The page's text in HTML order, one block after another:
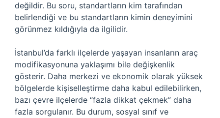
değildir. Bu soru, standartların kim tarafından
belirlendiği ve bu standartların kimin deneyimini
görünmez kıldığıyla da ilgilidir.
İstanbul’da farklı ilçelerde yaşayan insanların araç
modifikasyonuna yaklaşımı bile değişkenlik
gösterir. Daha merkezi ve ekonomik olarak yüksek
bölgelerde kişiselleştirme daha kabul edilebilirken,
bazı çevre ilçelerde “fazla dikkat çekmek” daha
fazla sorgulanır. Bu durum, sosyal sınıf ve